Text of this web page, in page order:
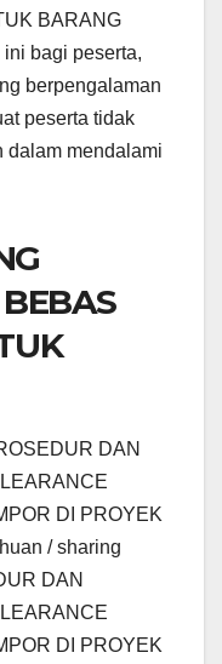
BARANG
bagi peserta,
berpengalaman
peserta tidak
dalam mendalami
DAN
DI PROYEK
/ sharing
DAN
DI PROYEK